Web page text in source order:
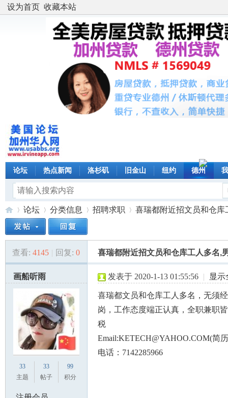
设为首页 收藏本站
论坛 热点新闻 洛杉矶 旧金山 纽约 德州
美»
论坛
›
分类信息 招聘求职
›
喜瑞都附近招文员和仓库
查看: 4145 | 回复: 0 喜瑞都附近招文员和仓库工人多名,
画船听雨
33
主题
33
帖子
99
积分
发表于 2020-1-13 01:55:56 | 显示
喜瑞都文员和仓库工人多名，无须
岗，工作态度端正认真，全职兼职
税
Email:KETECH@YAHOO.COM(简
电话：7142285966